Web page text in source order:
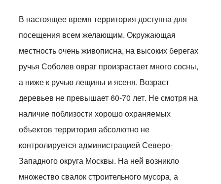
В настоящее время территория доступна для
посещения всем желающим. Окружающая
местность очень живописна, на высоких берегах
ручья Соболев овраг произрастает много сосны,
а ниже к ручью лещины и ясеня. Возраст
деревьев не превышает 60-70 лет. Не смотря на
наличие поблизости хорошо охраняемых
объектов территория абсолютно не
контролируется администрацией Северо-
Западного округа Москвы. На ней возникло
множество свалок строительного мусора, а